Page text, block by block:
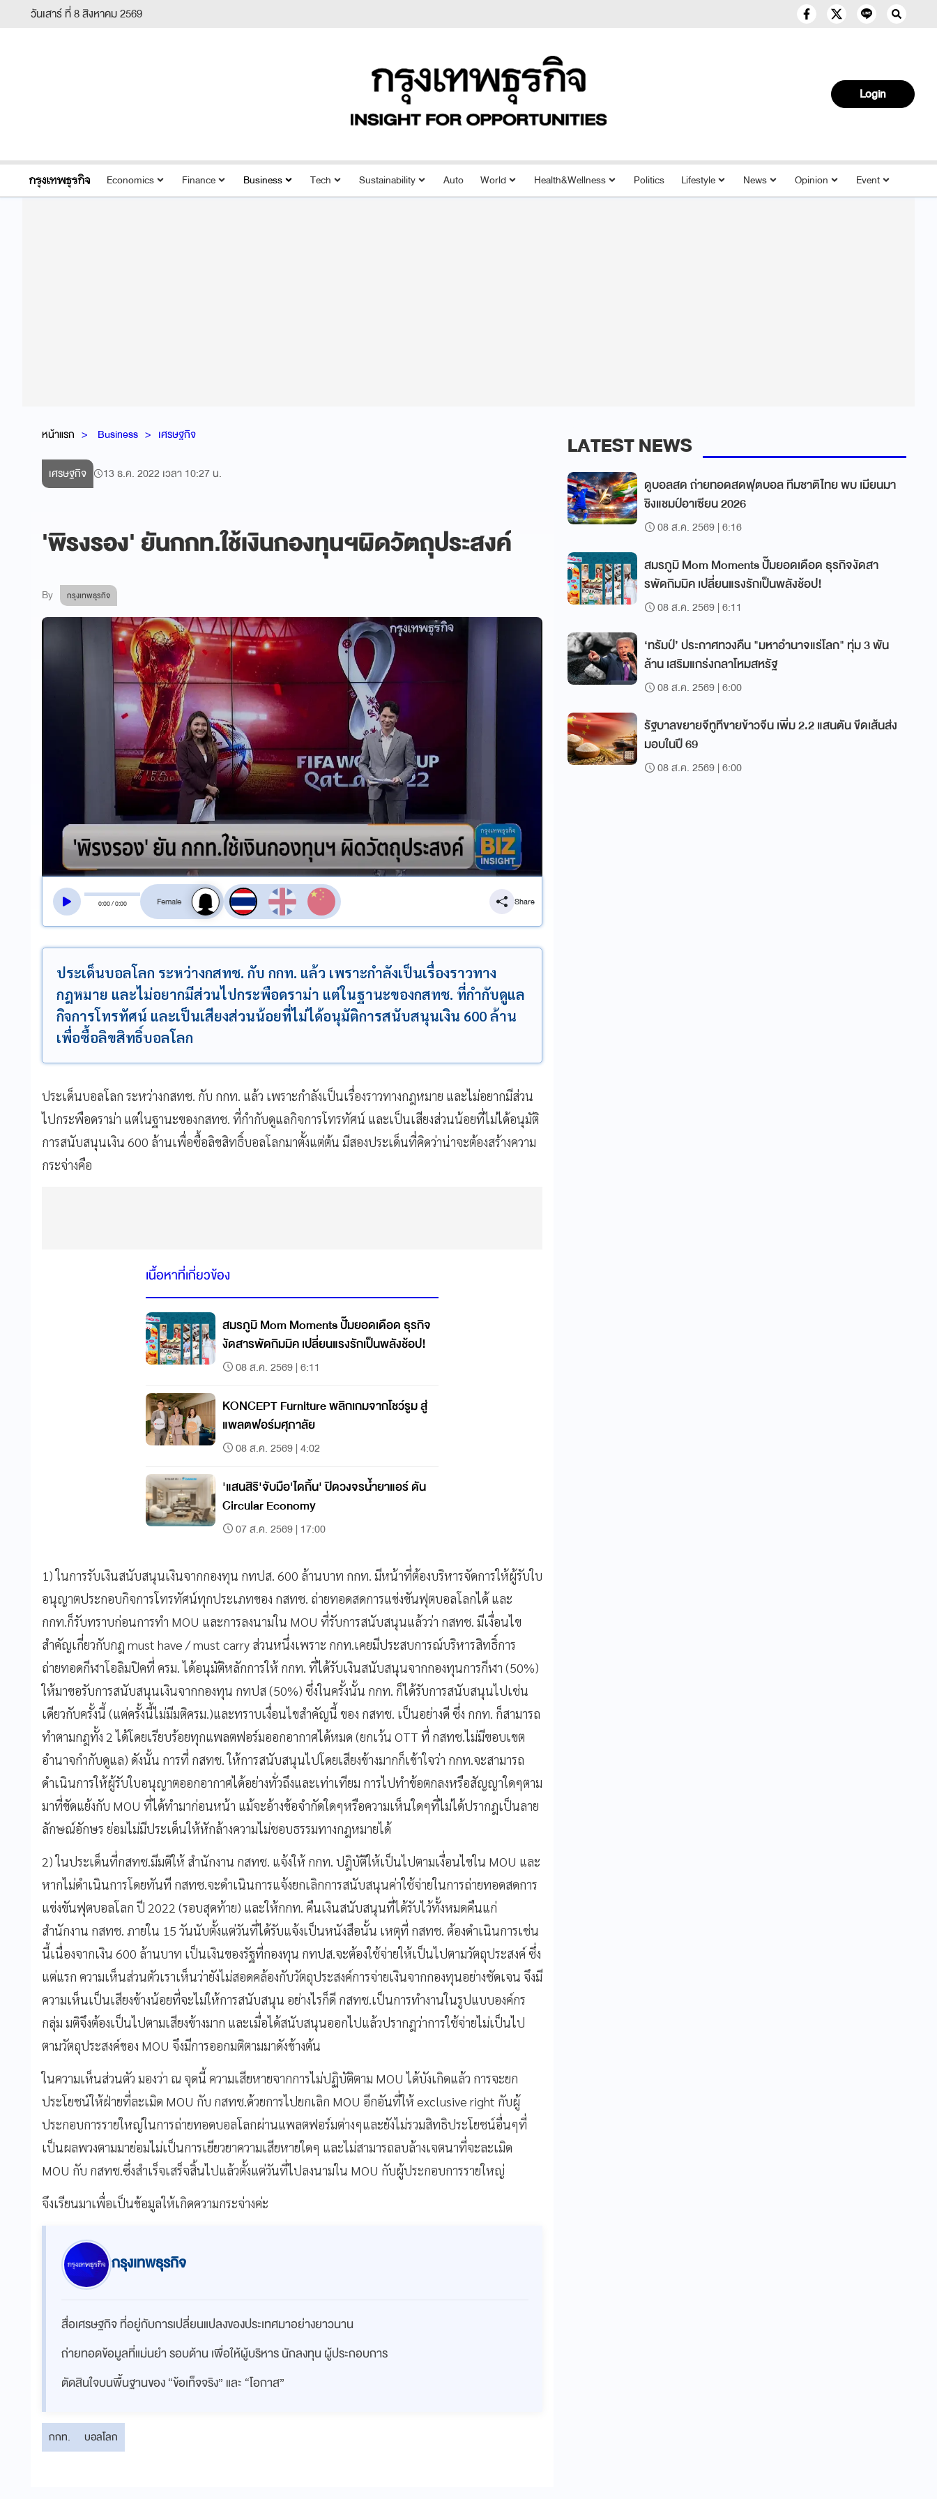
วันเสาร์ ที่ 8 สิงหาคม 2569
Login
Economics Finance Business Tech Sustainability Auto World Health&Wellness Politics Lifestyle News Opinion Event
หน้าแรก Business เศรษฐกิจ
เศรษฐกิจ 13 ธ.ค. 2022 เวลา 10:27 น.
'พิรงรอง' ยันกกท.ใช้เงินกองทุนฯผิดวัตถุประสงค์
By กรุงเทพธุรกิจ
0:00/0:00
สลับเสียงอ่าน
Share
ประเด็นบอลโลก ระหว่างกสทช. กับ กกท. แล้ว เพราะกำลังเป็นเรื่องราวทาง
กฎหมาย และไม่อยากมีส่วนไปกระพือดราม่า แต่ในฐานะของกสทช. ที่กำกับดูแล
กิจการโทรทัศน์ และเป็นเสียงส่วนน้อยที่ไม่ได้อนุมัติการสนับสนุนเงิน 600 ล้าน
เพื่อซื้อลิขสิทธิ์บอลโลก
ประเด็นบอลโลก ระหว่างกสทช. กับ กกท. แล้ว เพราะกำลังเป็นเรื่องราวทางกฎหมาย และไม่อยากมีส่วน
ไปกระพือดราม่า แต่ในฐานะของกสทช. ที่กำกับดูแลกิจการโทรทัศน์ และเป็นเสียงส่วนน้อยที่ไม่ได้อนุมัติ
การสนับสนุนเงิน 600 ล้านเพื่อซื้อลิขสิทธิ์บอลโลกมาตั้งแต่ต้น มีสองประเด็นที่คิดว่าน่าจะต้องสร้างความ
กระจ่างคือ
เนื้อหาที่เกี่ยวข้อง
สมรภูมิ Mom Moments ปั๊มยอดเดือด ธุรกิจ
งัดสารพัดกิมมิค เปลี่ยนแรงรักเป็นพลังช้อป!
08 ส.ค. 2569 | 6:11
KONCEPT Furniture พลิกเกมจากโชว์รูม สู่
แพลตฟอร์มศุภาลัย
08 ส.ค. 2569 | 4:02
'แสนสิริ'จับมือ'ไดกิ้น' ปิดวงจรน้ำยาแอร์ ดัน
Circular Economy
07 ส.ค. 2569 | 17:00
1) ในการรับเงินสนับสนุนเงินจากกองทุน กทปส. 600 ล้านบาท กกท. มีหน้าที่ต้องบริหารจัดการให้ผู้รับใบ
อนุญาตประกอบกิจการโทรทัศน์ทุกประเภทของ กสทช. ถ่ายทอดสดการแข่งขันฟุตบอลโลกได้ และ
กกท.ก็รับทราบก่อนการทำ MOU และการลงนามใน MOU ที่รับการสนับสนุนแล้วว่า กสทช. มีเงื่อนไข
สำคัญเกี่ยวกับกฎ must have / must carry ส่วนหนึ่งเพราะ กกท.เคยมีประสบการณ์บริหารสิทธิ์การ
ถ่ายทอดกีฬาโอลิมปิคที่ ครม. ได้อนุมัติหลักการให้ กกท. ที่ได้รับเงินสนับสนุนจากกองทุนการกีฬา (50%)
ให้มาขอรับการสนับสนุนเงินจากกองทุน กทปส (50%) ซึ่งในครั้งนั้น กกท. ก็ได้รับการสนับสนุนไปเช่น
เดียวกับครั้งนี้ (แต่ครั้งนี้ไม่มีมติครม.)และทราบเงื่อนไขสำคัญนี้ ของ กสทช. เป็นอย่างดี ซึ่ง กกท. ก็สามารถ
ทำตามกฎทั้ง 2 ได้โดยเรียบร้อยทุกแพลตฟอร์มออกอากาศได้หมด (ยกเว้น OTT ที่ กสทช.ไม่มีขอบเขต
อำนาจกำกับดูแล) ดังนั้น การที่ กสทช. ให้การสนับสนุนไปโดยเสียงข้างมากก็เข้าใจว่า กกท.จะสามารถ
ดำเนินการให้ผู้รับใบอนุญาตออกอากาศได้อย่างทั่วถึงและเท่าเทียม การไปทำข้อตกลงหรือสัญญาใดๆตาม
มาที่ขัดแย้งกับ MOU ที่ได้ทำมาก่อนหน้า แม้จะอ้างข้อจำกัดใดๆหรือความเห็นใดๆที่ไม่ได้ปรากฎเป็นลาย
ลักษณ์อักษร ย่อมไม่มีประเด็นให้หักล้างความไม่ชอบธรรมทางกฎหมายได้
2) ในประเด็นที่กสทช.มีมติให้ สำนักงาน กสทช. แจ้งให้ กกท. ปฎิบัติให้เป็นไปตามเงื่อนไขใน MOU และ
หากไม่ดำเนินการโดยทันที กสทช.จะดำเนินการแจ้งยกเลิกการสนับสนุนค่าใช้จ่ายในการถ่ายทอดสดการ
แข่งขันฟุตบอลโลก ปี 2022 (รอบสุดท้าย) และให้กกท. คืนเงินสนับสนุนที่ได้รับไว้ทั้งหมดคืนแก่
สำนักงาน กสทช. ภายใน 15 วันนับตั้งแต่วันที่ได้รับแจ้งเป็นหนังสือนั้น เหตุที่ กสทช. ต้องดำเนินการเช่น
นี้เนื่องจากเงิน 600 ล้านบาท เป็นเงินของรัฐที่กองทุน กทปส.จะต้องใช้จ่ายให้เป็นไปตามวัตถุประสงค์ ซึ่ง
แต่แรก ความเห็นส่วนตัวเราเห็นว่ายังไม่สอดคล้องกับวัตถุประสงค์การจ่ายเงินจากกองทุนอย่างชัดเจน จึงมี
ความเห็นเป็นเสียงข้างน้อยที่จะไม่ให้การสนับสนุน อย่างไรก็ดี กสทช.เป็นการทำงานในรูปแบบองค์กร
กลุ่ม มติจึงต้องเป็นไปตามเสียงข้างมาก และเมื่อได้สนับสนุนออกไปแล้วปรากฎว่าการใช้จ่ายไม่เป็นไป
ตามวัตถุประสงค์ของ MOU จึงมีการออกมติตามมาดังข้างต้น
ในความเห็นส่วนตัว มองว่า ณ จุดนี้ ความเสียหายจากการไม่ปฏิบัติตาม MOU ได้บังเกิดแล้ว การจะยก
ประโยชน์ให้ฝ่ายที่ละเมิด MOU กับ กสทช.ด้วยการไปยกเลิก MOU อีกอันที่ให้ exclusive right กับผู้
ประกอบการรายใหญ่ในการถ่ายทอดบอลโลกผ่านแพลตฟอร์มต่างๆและยังไม่รวมสิทธิประโยชน์อื่นๆที่
เป็นผลพวงตามมาย่อมไม่เป็นการเยียวยาความเสียหายใดๆ และไม่สามารถลบล้างเจตนาที่จะละเมิด
MOU กับ กสทช.ซึ่งสำเร็จเสร็จสิ้นไปแล้วตั้งแต่วันที่ไปลงนามใน MOU กับผู้ประกอบการรายใหญ่
จึงเรียนมาเพื่อเป็นข้อมูลให้เกิดความกระจ่างค่ะ
กรุงเทพธุรกิจ
สื่อเศรษฐกิจ ที่อยู่กับการเปลี่ยนแปลงของประเทศมาอย่างยาวนาน
ถ่ายทอดข้อมูลที่แม่นยำ รอบด้าน เพื่อให้ผู้บริหาร นักลงทุน ผู้ประกอบการ
ตัดสินใจบนพื้นฐานของ “ข้อเท็จจริง” และ “โอกาส”
กกท. บอลโลก
LATEST NEWS
ดูบอลสด ถ่ายทอดสดฟุตบอล ทีมชาติไทย พบ เมียนมา
ชิงแชมป์อาเซียน 2026
08 ส.ค. 2569 | 6:16
สมรภูมิ Mom Moments ปั๊มยอดเดือด ธุรกิจงัดสา
รพัดกิมมิค เปลี่ยนแรงรักเป็นพลังช้อป!
08 ส.ค. 2569 | 6:11
‘ทรัมป์’ ประกาศทวงคืน "มหาอำนาจแร่โลก" ทุ่ม 3 พัน
ล้าน เสริมแกร่งกลาโหมสหรัฐ
08 ส.ค. 2569 | 6:00
รัฐบาลขยายจีทูทีขายข้าวจีน เพิ่ม 2.2 แสนตัน ขีดเส้นส่ง
มอบในปี 69
08 ส.ค. 2569 | 6:00